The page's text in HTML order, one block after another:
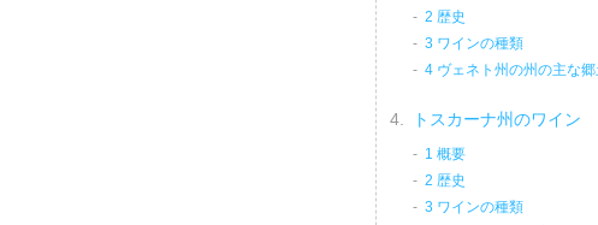
2 歴史
3 ワインの種類
4 ヴェネト州の州の主な郷
トスカーナ州のワイン
1 概要
2 歴史
3 ワインの種類